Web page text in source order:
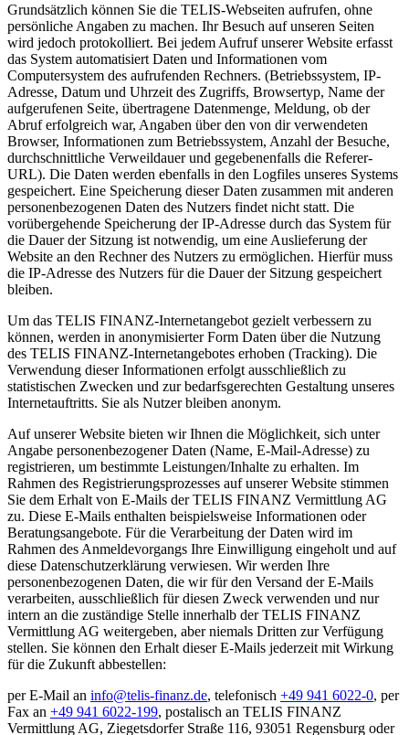
Grundsätzlich können Sie die TELIS-Webseiten aufrufen, ohne
persönliche Angaben zu machen. Ihr Besuch auf unseren Seiten
wird jedoch protokolliert. Bei jedem Aufruf unserer Website erfasst
das System automatisiert Daten und Informationen vom
Computersystem des aufrufenden Rechners. (Betriebssystem, IP-
Adresse, Datum und Uhrzeit des Zugriffs, Browsertyp, Name der
aufgerufenen Seite, übertragene Datenmenge, Meldung, ob der
Abruf erfolgreich war, Angaben über den von dir verwendeten
Browser, Informationen zum Betriebssystem, Anzahl der Besuche,
durchschnittliche Verweildauer und gegebenenfalls die Referer-
URL). Die Daten werden ebenfalls in den Logfiles unseres Systems
gespeichert. Eine Speicherung dieser Daten zusammen mit anderen
personenbezogenen Daten des Nutzers findet nicht statt. Die
vorübergehende Speicherung der IP-Adresse durch das System für
die Dauer der Sitzung ist notwendig, um eine Auslieferung der
Website an den Rechner des Nutzers zu ermöglichen. Hierfür muss
die IP-Adresse des Nutzers für die Dauer der Sitzung gespeichert
bleiben.
Um das TELIS FINANZ-Internetangebot gezielt verbessern zu
können, werden in anonymisierter Form Daten über die Nutzung
des TELIS FINANZ-Internetangebotes erhoben (Tracking). Die
Verwendung dieser Informationen erfolgt ausschließlich zu
statistischen Zwecken und zur bedarfsgerechten Gestaltung unseres
Internetauftritts. Sie als Nutzer bleiben anonym.
Auf unserer Website bieten wir Ihnen die Möglichkeit, sich unter
Angabe personenbezogener Daten (Name, E-Mail-Adresse) zu
registrieren, um bestimmte Leistungen/Inhalte zu erhalten. Im
Rahmen des Registrierungsprozesses auf unserer Website stimmen
Sie dem Erhalt von E-Mails der TELIS FINANZ Vermittlung AG
zu. Diese E-Mails enthalten beispielsweise Informationen oder
Beratungsangebote. Für die Verarbeitung der Daten wird im
Rahmen des Anmeldevorgangs Ihre Einwilligung eingeholt und auf
diese Datenschutzerklärung verwiesen. Wir werden Ihre
personenbezogenen Daten, die wir für den Versand der E-Mails
verarbeiten, ausschließlich für diesen Zweck verwenden und nur
intern an die zuständige Stelle innerhalb der TELIS FINANZ
Vermittlung AG weitergeben, aber niemals Dritten zur Verfügung
stellen. Sie können den Erhalt dieser E-Mails jederzeit mit Wirkung
für die Zukunft abbestellen:
per E-Mail an info@telis-finanz.de, telefonisch +49 941 6022-0, per
Fax an +49 941 6022-199, postalisch an TELIS FINANZ
Vermittlung AG, Ziegetsdorfer Straße 116, 93051 Regensburg oder